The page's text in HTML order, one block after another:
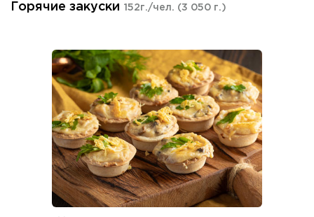
Горячие закуски 152г./чел. (3 050 г.)